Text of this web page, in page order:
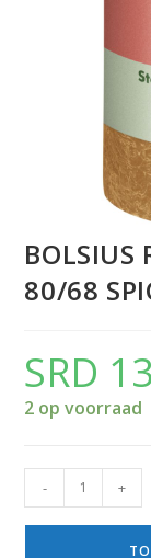
BOLSIUS
80/68
SRD
2 op voorraad
- +